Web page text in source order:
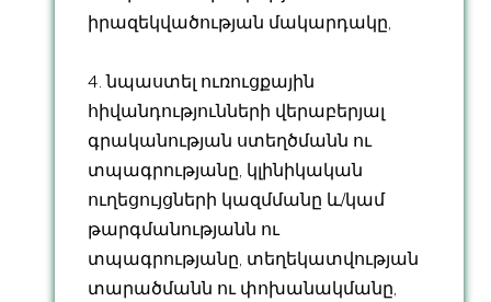
իրազեկվածության մակարդակը,
4. նպաստել ուռուցքային
հիվանդությունների վերաբերյալ
գրականության ստեղծմանն ու
տպագրությանը, կլինիկական
ուղեցույցների կազմմանը և/կամ
թարգմանությանն ու
տպագրությանը, տեղեկատվության
տարածմանն ու փոխանակմանը,